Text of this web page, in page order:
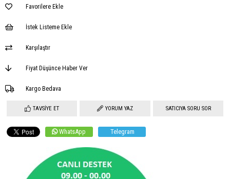
Favorilere Ekle
İstek Listeme Ekle
Karşılaştır
Fiyat Düşünce Haber Ver
Kargo Bedava
TAVSIYE ET YORUM YAZ SATICIYA SORU SOR
WhatsApp Telegram